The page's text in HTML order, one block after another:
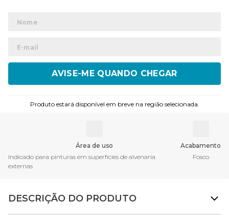
ENVIAR
Produto estará disponível em breve na região selecionada.
Área de uso
Indicado para pinturas em superfícies de alvenaria
externas
Acabamento
Fosco
DESCRIÇÃO DO PRODUTO